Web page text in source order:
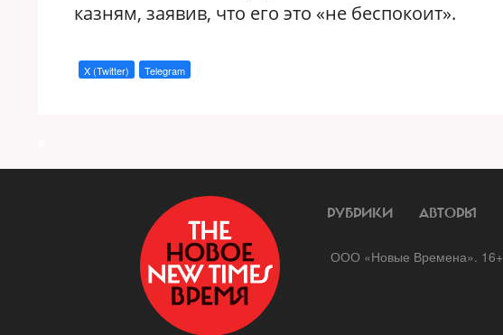
казням, заявив, что его это «не беспокоит».
X (Twitter) Telegram
РУБРИКИ АВТОРЫ
ООО «Новые Времена». 16+